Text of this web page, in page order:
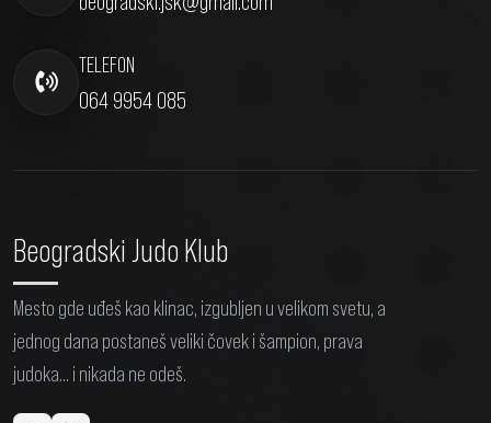
TELEFON
064 9954 085
Beogradski Judo Klub
Mesto gde uđeš kao klinac, izgubljen u velikom svetu, a
jednog dana postaneš veliki čovek i šampion, prava
judoka... i nikada ne odeš.